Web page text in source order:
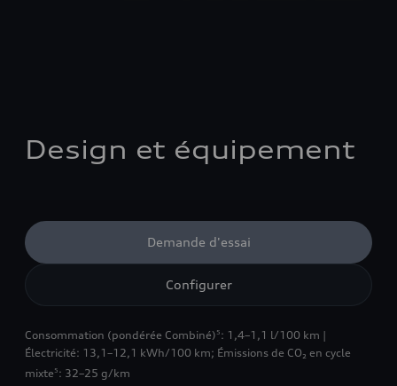
Design et équipement
Demande d'essai
Configurer
Consommation (pondérée Combiné) 5 : 1,4–1,1 l/100 km |
Électricité: 13,1–12,1 kWh/100 km; Émissions de CO₂ en cycle
mixte 5 : 32–25 g/km